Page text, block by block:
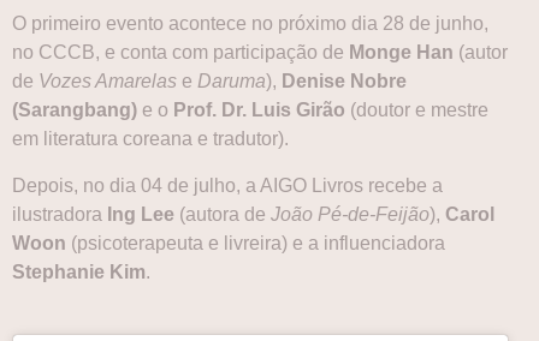
O primeiro evento acontece no próximo dia 28 de junho,
no CCCB, e conta com participação de Monge Han (autor
de Vozes Amarelas e Daruma), Denise Nobre
(Sarangbang) e o Prof. Dr. Luis Girão (doutor e mestre
em literatura coreana e tradutor).
Depois, no dia 04 de julho, a AIGO Livros recebe a
ilustradora Ing Lee (autora de João Pé-de-Feijão), Carol
Woon (psicoterapeuta e livreira) e a influenciadora
Stephanie Kim.